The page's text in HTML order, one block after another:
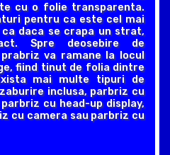
cu o folie transparenta.
pentru ca este cel mai
ca daca se crapa un strat,
Spre deosebire de
va ramane la locul
fiind tinut de folia dintre
mai multe tipuri de
inclusa, parbriz cu
cu head-up display,
cu camera sau parbriz cu